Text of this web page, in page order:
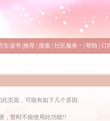
生读书 推荐 搜索 社区服务 帮助 订
页面，可能有如下几个原因:
，暂时不能使用此功能!!